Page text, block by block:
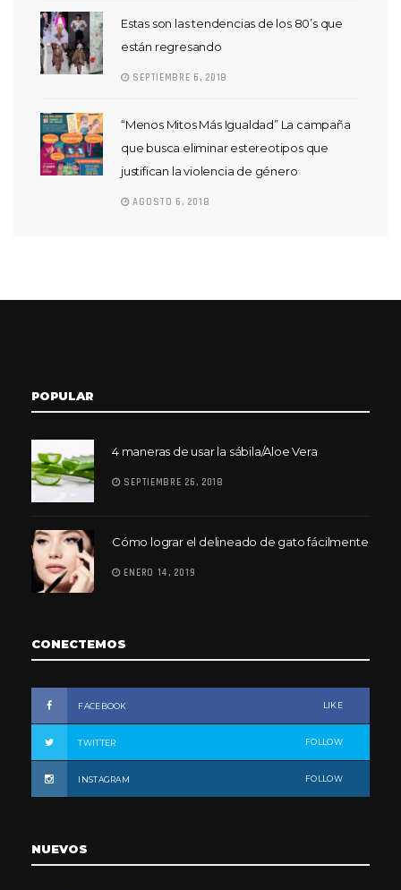
Estas son las tendencias de los 80’s que
están regresando
SEPTIEMBRE 6, 2018
“Menos Mitos Más Igualdad” La campaña
que busca eliminar estereotipos que
justifican la violencia de género
AGOSTO 6, 2018
POPULAR
4 maneras de usar la sábila/Aloe Vera
SEPTIEMBRE 26, 2018
Cómo lograr el delineado de gato fácilmente
ENERO 14, 2019
CONECTEMOS
FACEBOOK LIKE
TWITTER FOLLOW
INSTAGRAM FOLLOW
NUEVOS